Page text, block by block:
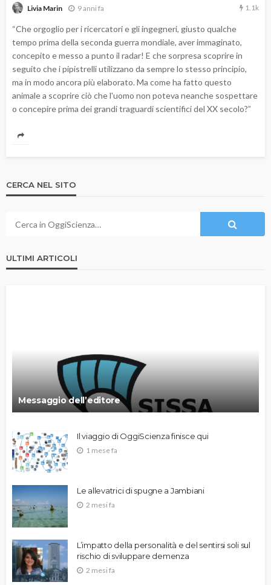
Livia Marin 9 anni fa 1.1k
“Che orgoglio per i ricercatori e gli ingegneri, giusto qualche
tempo prima della seconda guerra mondiale, aver immaginato,
concepito e messo a punto il radar! E che sorpresa scoprire in
seguito che i pipistrelli utilizzano da sempre lo stesso principio,
ma in modo ancora più elaborato. Ma come ha fatto questo
animale a scoprire ciò che l'uomo non poteva neanche sospettare
o concepire prima dei grandi traguardi scientifici del XX secolo?”
CERCA NEL SITO
ULTIMI ARTICOLI
Messaggio dell’editore
Il viaggio di OggiScienza finisce qui
1 mese fa
Le allevatrici di spugne a Jambiani
2 mesi fa
L’impatto della personalità e del sentirsi soli sul
rischio di sviluppare demenza
2 mesi fa